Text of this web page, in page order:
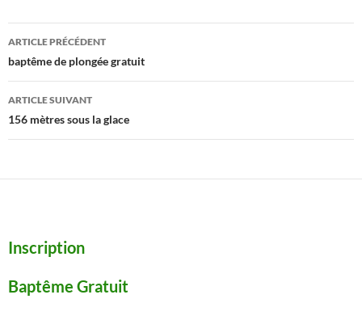
Navigation
des
articles
ARTICLE PRÉCÉDENT
baptême de plongée gratuit
ARTICLE SUIVANT
156 mètres sous la glace
Inscription
Baptême Gratuit